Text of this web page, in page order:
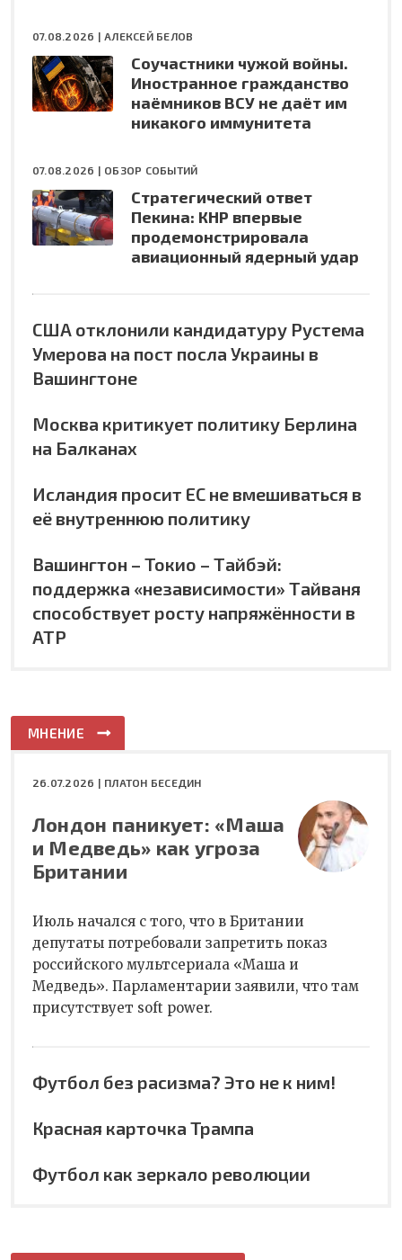
07.08.2026 |АЛЕКСЕЙ БЕЛОВ
Соучастники чужой войны.
Иностранное гражданство
наёмников ВСУ не даёт им
никакого иммунитета
07.08.2026 | ОБЗОР СОБЫТИЙ
Стратегический ответ
Пекина: КНР впервые
продемонстрировала
авиационный ядерный удар
США отклонили кандидатуру Рустема
Умерова на пост посла Украины в
Вашингтоне
Москва критикует политику Берлина
на Балканах
Исландия просит ЕС не вмешиваться в
её внутреннюю политику
Вашингтон – Токио – Тайбэй:
поддержка «независимости» Тайваня
способствует росту напряжённости в
АТР
МНЕНИЕ
26.07.2026 | ПЛАТОН БЕСЕДИН
Лондон паникует: «Маша
и Медведь» как угроза
Британии
Июль начался с того, что в Британии
депутаты потребовали запретить показ
российского мультсериала «Маша и
Медведь». Парламентарии заявили, что там
присутствует soft power.
Футбол без расизма? Это не к ним!
Красная карточка Трампа
Футбол как зеркало революции